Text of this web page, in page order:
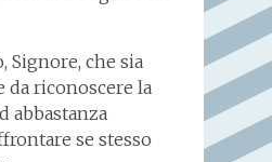
Signore, che sia
da riconoscere la
abbastanza
se stesso